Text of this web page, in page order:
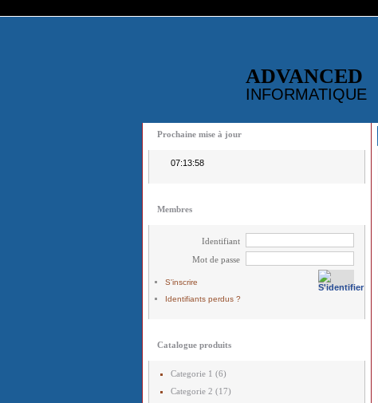
ADVANCED
INFORMATIQUE
Prochaine mise à jour
07:13:58
Membres
Identifiant
Mot de passe
S'inscrire
Identifiants perdus ?
Catalogue produits
Categorie 1 (6)
Categorie 2 (17)